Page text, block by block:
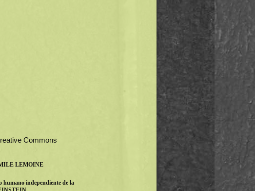
Commons
LEMOINE
humano independiente de la